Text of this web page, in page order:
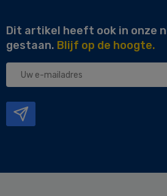
Dit artikel heeft ook in onze
gestaan. Blijf op de hoogte.
Uw